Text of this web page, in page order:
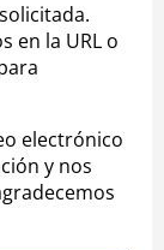
en la URL o
electrónico
y nos